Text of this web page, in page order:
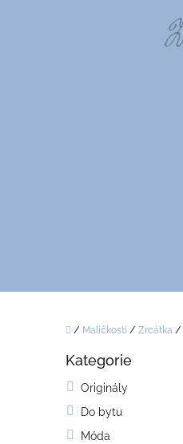
Domů
/ Maličkosti / Zrcátka /
Přeskočit
Kategorie
Originály
Do bytu
Móda